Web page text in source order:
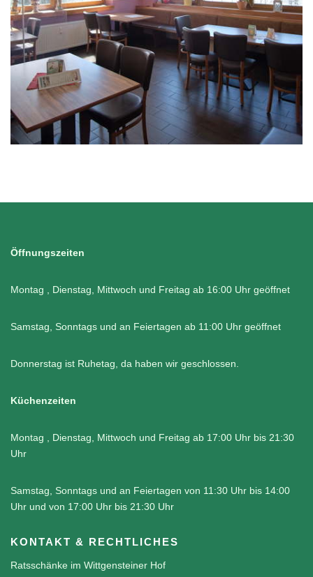
Öffnungszeiten
Montag , Dienstag, Mittwoch und Freitag ab 16:00 Uhr geöffnet
Samstag, Sonntags und an Feiertagen ab 11:00 Uhr geöffnet
Donnerstag ist Ruhetag, da haben wir geschlossen.
Küchenzeiten
Montag , Dienstag, Mittwoch und Freitag ab 17:00 Uhr bis 21:30
Uhr
Samstag, Sonntags und an Feiertagen von 11:30 Uhr bis 14:00
Uhr und von 17:00 Uhr bis 21:30 Uhr
KONTAKT & RECHTLICHES
Ratsschänke im Wittgensteiner Hof